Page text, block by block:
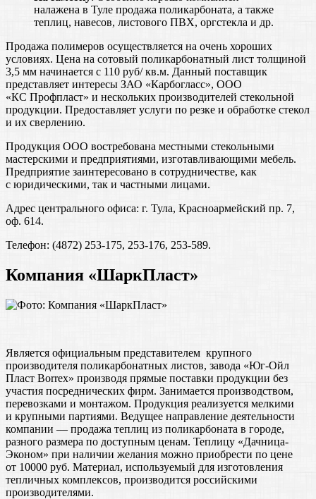
налажена в Туле продажа поликарбоната, а также
теплиц, навесов, листового ПВХ, оргстекла и др.
Продажа полимеров осуществляется на очень хороших
условиях. Цена на сотовый поликарбонатный лист толщиной
3,5 мм начинается с 110 руб/ кв.м. Данный поставщик
представляет интересы ЗАО «Карбогласс», ООО
«КС Профпласт» и нескольких производителей стекольной
продукции. Предоставляет услуги по резке и обработке стекол
и их сверлению.
Продукция ООО востребована местными стекольными
мастерскими и предприятиями, изготавливающими мебель.
Предприятие заинтересовано в сотрудничестве, как
с юридическими, так и частными лицами.
Адрес центрального офиса: г. Тула, Красноармейский пр. 7,
оф. 614.
Телефон: (4872) 253-175, 253-176, 253-589.
Компания «ШаркПласт»
Является официальным представителем крупного
производителя поликарбонатных листов, завода «Юг-Ойл
Пласт Borrex» производя прямые поставки продукции без
участия посреднических фирм. Занимается производством,
перевозками и монтажом. Продукция реализуется мелкими
и крупными партиями. Ведущее направление деятельности
компании — продажа теплиц из поликарбоната в городе,
разного размера по доступным ценам. Теплицу «Дачница-
Эконом» при наличии желания можно приобрести по цене
от 10000 руб. Материал, используемый для изготовления
тепличных комплексов, производится российскими
производителями.